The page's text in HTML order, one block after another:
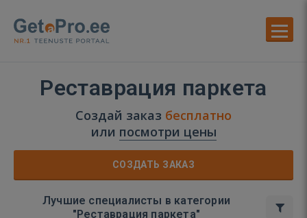
Реставрация паркета
Создай заказ бесплатно
или посмотри цены
СОЗДАТЬ ЗАКАЗ
Лучшие специалисты в категории
"Реставрация паркета"